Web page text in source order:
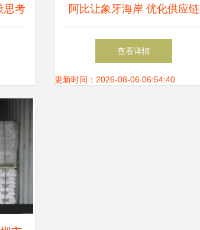
思考
业
阿比让象牙海岸 优化供应链
的仓储服务新枢纽
查看详情
更新时间：2026-08-06 06:54:40